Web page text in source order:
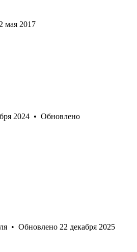
2 мая 2017
2024 • Обновлено
• Обновлено 22 декабря 2025